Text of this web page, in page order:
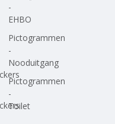
-
EHBO
Pictogrammen
-
Nooduitgang
Pictogrammen
-
Toilet